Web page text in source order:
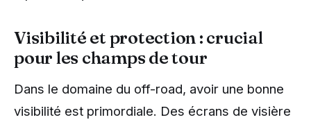
Visibilité et protection : crucial
pour les champs de tour
Dans le domaine du off-road, avoir une bonne
visibilité est primordiale. Des écrans de visière